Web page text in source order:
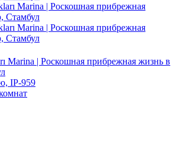
Marina | Роскошная прибрежная жизнь в
IP-959